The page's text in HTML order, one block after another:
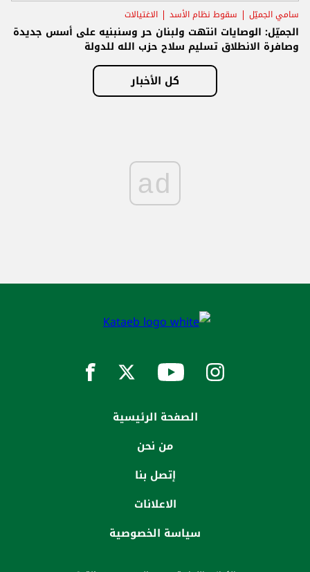
سامي الجميّل سقوط نظام الأسد الاغتيالات
الجميّل: الوصايات انتهت ولبنان حر وسنبنيه على أسس جديدة
وصافرة الانطلاق تسليم سلاح حزب الله للدولة
كل الأخبار
ad
الصفحة الرئيسية
من نحن
إتصل بنا
الاعلانات
سياسة الخصوصية